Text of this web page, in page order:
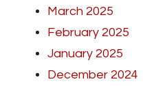
March 2025
February 2025
January 2025
December 2024